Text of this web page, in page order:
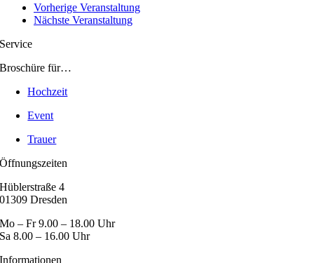
Vorherige Veranstaltung
Nächste Veranstaltung
Service
Broschüre für…
Hochzeit
Event
Trauer
Öffnungszeiten
Hüblerstraße 4
01309 Dresden
Mo – Fr 9.00 – 18.00 Uhr
Sa 8.00 – 16.00 Uhr
Informationen